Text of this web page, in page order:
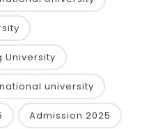
University
university
Admission 2025